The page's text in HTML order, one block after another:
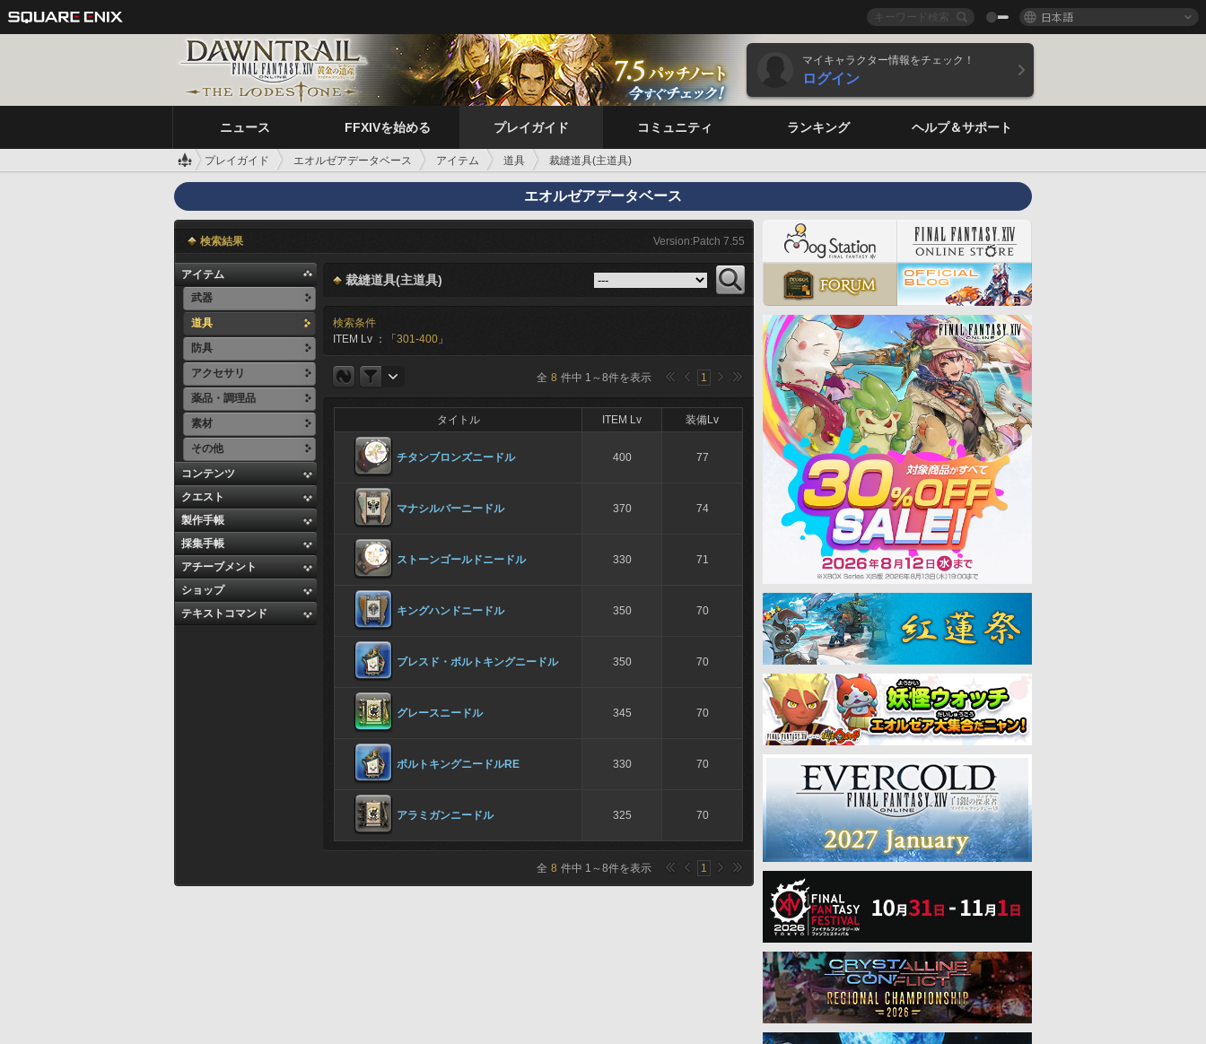
日本語
マイキャラクター情報をチェック！
ログイン
ニュース FFXIVを始める プレイガイド コミュニティ ランキング ヘルプ＆サポート
プレイガイド エオルゼアデータベース アイテム 道具 裁縫道具(主道具)
エオルゼアデータベース
検索結果 Version:Patch 7.55
アイテム
武器
道具
防具
アクセサリ
薬品・調理品
素材
その他
コンテンツ
クエスト
製作手帳
採集手帳
アチーブメント
ショップ
テキストコマンド
裁縫道具(主道具)
検索条件
ITEM Lv ：「 301-400 」
全 8 件中 1 ～8件を表示 1
タイトル ITEM Lv 装備Lv
チタンブロンズニードル 400 77
マナシルバーニードル 370 74
ストーンゴールドニードル 330 71
キングハンドニードル 350 70
ブレスド・ボルトキングニードル 350 70
グレースニードル 345 70
ボルトキングニードルRE 330 70
アラミガンニードル 325 70
全 8 件中 1 ～8件を表示 1